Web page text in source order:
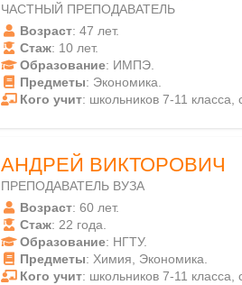
ЧАСТНЫЙ ПРЕПОДАВАТЕЛЬ
Возраст: 47 лет.
Стаж: 10 лет.
Образование: ИМПЭ.
Предметы: Экономика.
Кого учит: школьников 7-11 класса,
АНДРЕЙ ВИКТОРОВИЧ
ПРЕПОДАВАТЕЛЬ ВУЗА
Возраст: 60 лет.
Стаж: 22 года.
Образование: НГТУ.
Предметы: Химия, Экономика.
Кого учит: школьников 7-11 класса,